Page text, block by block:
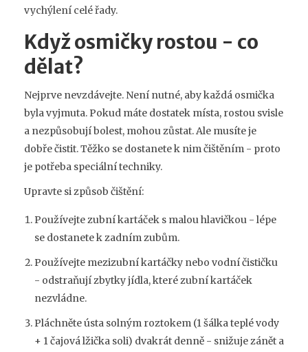
vychýlení celé řady.
Když osmičky rostou - co
dělat?
Nejprve nevzdávejte. Není nutné, aby každá osmička
byla vyjmuta. Pokud máte dostatek místa, rostou svisle
a nezpůsobují bolest, mohou zůstat. Ale musíte je
dobře čistit. Těžko se dostanete k nim čištěním - proto
je potřeba speciální techniky.
Upravte si způsob čištění:
Používejte zubní kartáček s malou hlavičkou - lépe
se dostanete k zadním zubům.
Používejte mezizubní kartáčky nebo vodní čističku
- odstraňují zbytky jídla, které zubní kartáček
nezvládne.
Pláchněte ústa solným roztokem (1 šálka teplé vody
+ 1 čajová lžička soli) dvakrát denně - snižuje zánět a